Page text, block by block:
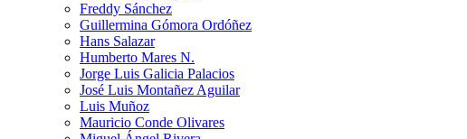
Freddy Sánchez
Guillermina Gómora Ordóñez
Hans Salazar
Humberto Mares N.
Jorge Luis Galicia Palacios
José Luis Montañez Aguilar
Luis Muñoz
Mauricio Conde Olivares